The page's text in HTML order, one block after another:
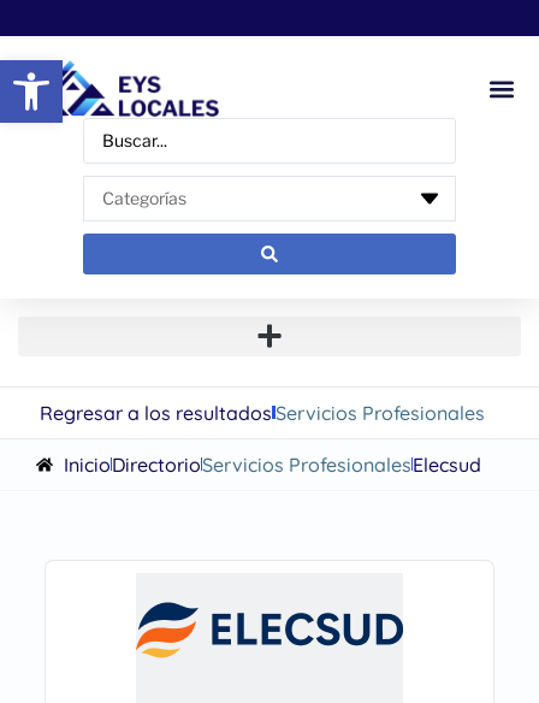
Abrir barra de herramientas
Regresar a los resultadosServicios Profesionales
InicioDirectorioServicios ProfesionalesElecsud